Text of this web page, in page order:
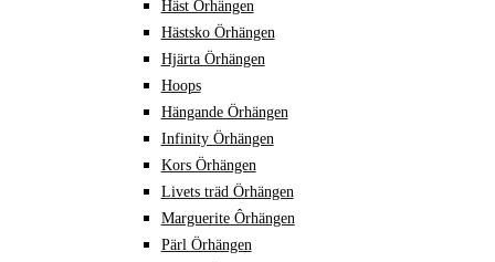
Häst Örhängen
Hästsko Örhängen
Hjärta Örhängen
Hoops
Hängande Örhängen
Infinity Örhängen
Kors Örhängen
Livets träd Örhängen
Marguerite Ôrhängen
Pärl Örhängen